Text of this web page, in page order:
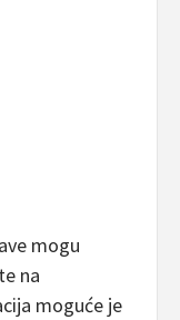
mogu
na
moguće je